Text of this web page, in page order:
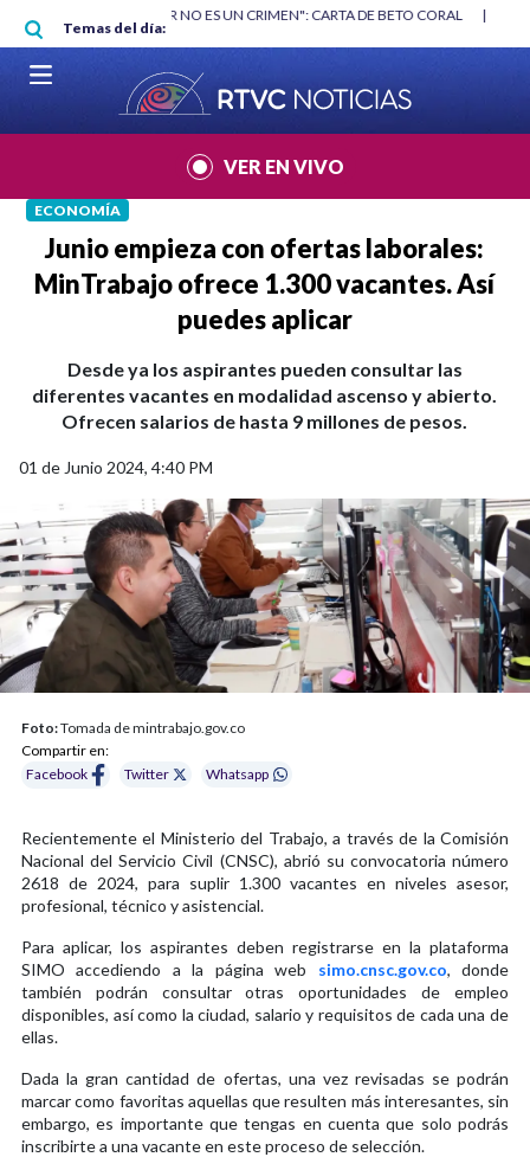
Pasar al contenido principal
Temas del día:
"HABLAR NO ES UN CRIMEN": CARTA DE BETO CORAL | ABELARDO
VER EN VIVO
ECONOMÍA
Junio empieza con ofertas laborales:
MinTrabajo ofrece 1.300 vacantes. Así
puedes aplicar
Desde ya los aspirantes pueden consultar las
diferentes vacantes en modalidad ascenso y abierto.
Ofrecen salarios de hasta 9 millones de pesos.
01 de Junio 2024, 4:40 PM
Foto:Tomada de mintrabajo.gov.co
Compartir en:
Facebook
Twitter Whatsapp
Recientemente el Ministerio del Trabajo, a través de la Comisión
Nacional del Servicio Civil (CNSC), abrió su convocatoria número
2618 de 2024, para suplir 1.300 vacantes en niveles asesor,
profesional, técnico y asistencial.
Para aplicar, los aspirantes deben registrarse en la plataforma
SIMO accediendo a la página web simo.cnsc.gov.co, donde
también podrán consultar otras oportunidades de empleo
disponibles, así como la ciudad, salario y requisitos de cada una de
ellas.
Dada la gran cantidad de ofertas, una vez revisadas se podrán
marcar como favoritas aquellas que resulten más interesantes, sin
embargo, es importante que tengas en cuenta que solo podrás
inscribirte a una vacante en este proceso de selección.